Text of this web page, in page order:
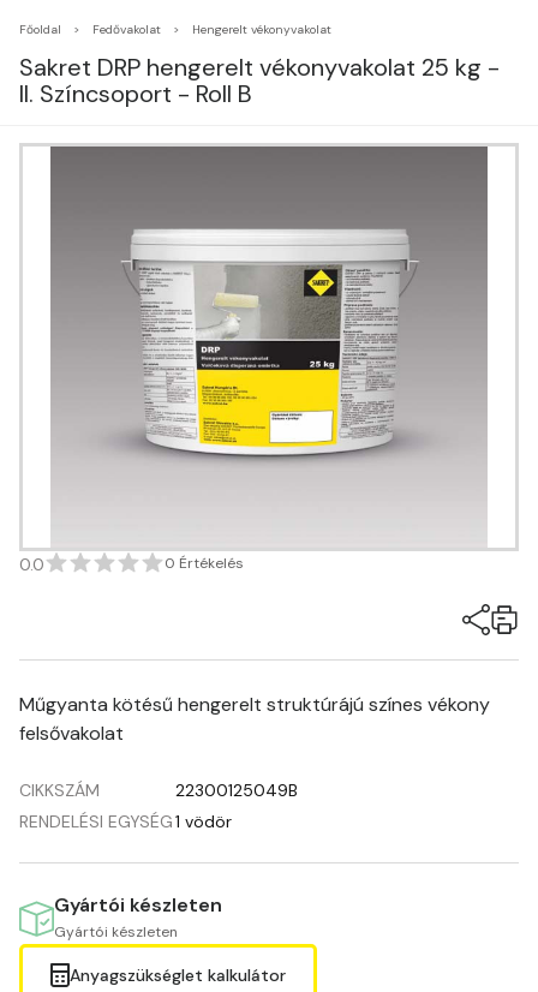
Főoldal Fedővakolat Hengerelt vékonyvakolat
Sakret DRP hengerelt vékonyvakolat 25 kg -
II. Színcsoport - Roll B
0.0 0 Értékelés
Műgyanta kötésű hengerelt struktúrájú színes vékony
felsővakolat
CIKKSZÁM
22300125049B
RENDELÉSI EGYSÉG1 vödör
Gyártói készleten
Gyártói készleten
Anyagszükséglet kalkulátor